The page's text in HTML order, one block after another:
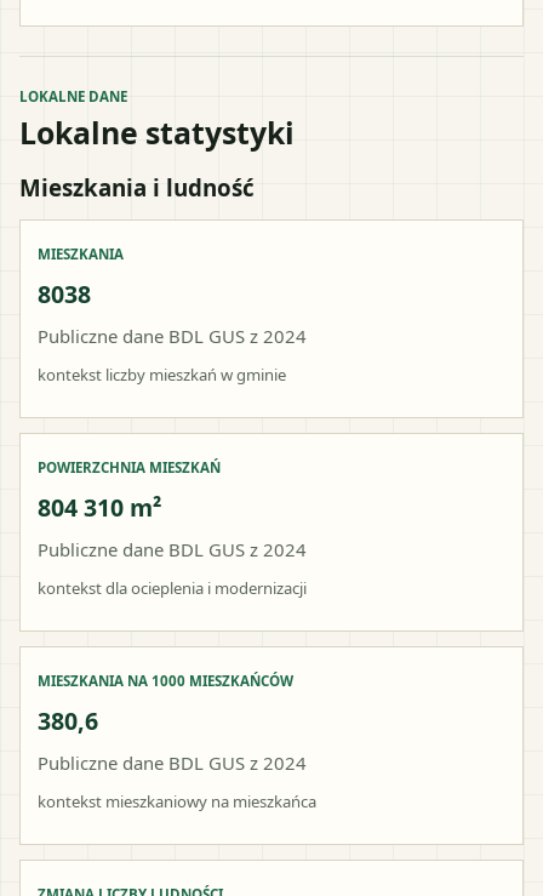
LOKALNE DANE
Lokalne statystyki
Mieszkania i ludność
MIESZKANIA
8038
Publiczne dane BDL GUS z 2024
kontekst liczby mieszkań w gminie
POWIERZCHNIA MIESZKAŃ
804 310 m²
Publiczne dane BDL GUS z 2024
kontekst dla ocieplenia i modernizacji
MIESZKANIA NA 1000 MIESZKAŃCÓW
380,6
Publiczne dane BDL GUS z 2024
kontekst mieszkaniowy na mieszkańca